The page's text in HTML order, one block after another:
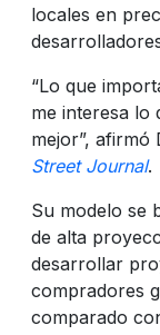
locales en
“Lo que
me interesa lo
mejor”, afirmó
Street Journal.
Su modelo se
de alta
desarrollar
compradores
comparado